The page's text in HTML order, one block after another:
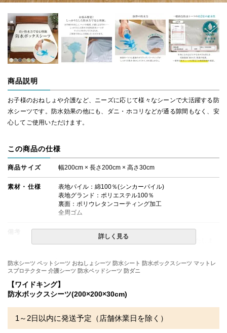
商品説明
お子様のおねしょや介護など、ニーズに応じて様々なシーンで大活躍する防
水シーツです。防水効果の他にも、ダニ・ホコリなどが通る隙間もなく、安
心してご使用いただけます。
この商品の仕様
商品サイズ 幅200cm × 長さ200cm × 高さ30cm
素材・仕様
表地パイル：綿100％(シンカーパイル)
表地グランド：ポリエステル100％
裏面：ポリウレタンコーティング加工
全周ゴム
・配達日指定ＯＫ！
※厚み25cmまでのマットレスでのご使用を推奨いたしま
発生する場合がございます。また発送予定も変更になる場
合があります。
※できる限り実際の色を再現するよう心がけております
が、閲覧環境により誤差がでる場合がございますのでご了
承ください。
詳しく見る
防水シーツ ペットシーツ おねしょシーツ 防水シート 防水ボックスシーツ マットレ
スプロテクター 介護シーツ 防水ベッドシーツ 防ダニ
【ワイドキング】
防水ボックスシーツ(200×200×30cm)
1～2日以内に発送予定（店舗休業日を除く）